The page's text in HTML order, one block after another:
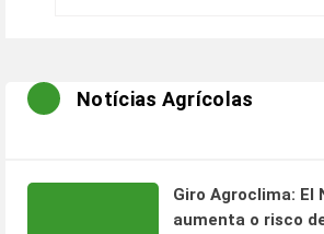
Notícias Agrícolas
Giro Agroclima: El
aumenta o risco